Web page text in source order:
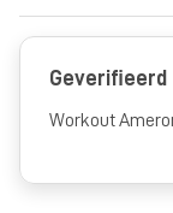
Geverifieerd
Workout